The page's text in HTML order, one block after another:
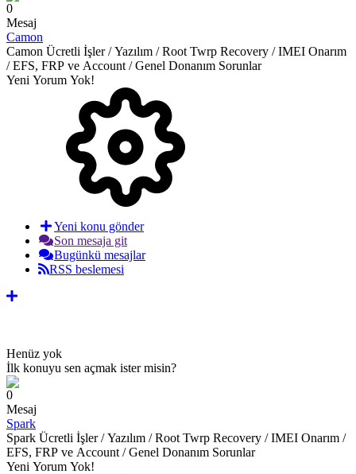
0
Mesaj
Camon
Camon Ücretli İşler / Yazılım / Root Twrp Recovery / IMEI Onarım
/ EFS, FRP ve Account / Genel Donanım Sorunlar
Yeni Yorum Yok!
Yeni konu gönder
Son mesaja git
Bugünkü mesajlar
RSS beslemesi
Henüz yok
İlk konuyu sen açmak ister misin?
0
Mesaj
Spark
Spark Ücretli İşler / Yazılım / Root Twrp Recovery / IMEI Onarım /
EFS, FRP ve Account / Genel Donanım Sorunlar
Yeni Yorum Yok!